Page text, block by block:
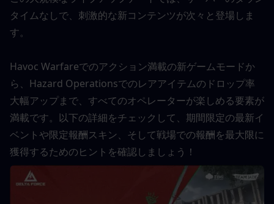
タイムなしで、刺激的な新コンテンツが次々と登場しま
す。
Havoc Warfareでのアクション満載の新ゲームモードか
ら、Hazard Operationsでのレアアイテムのドロップ率
大幅アップまで、すべてのオペレーターが楽しめる要素が
満載です。以下の詳細をチェックして、期間限定の最新イ
ベントや限定報酬スキン、そして戦場での報酬を最大限に
獲得するためのヒントを確認しましょう！